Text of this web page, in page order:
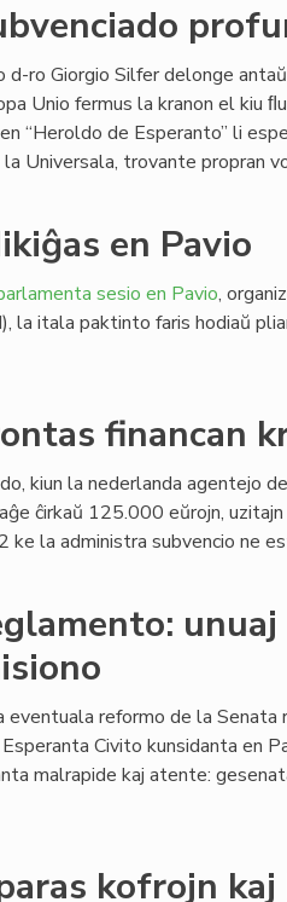
d-ro Giorgio Silfer delonge
Unio fermus la kranon el kiu
“Heroldo de Esperanto” li
Universala, trovante propran
en Pavio
sesio en Pavio,
la itala paktinto faris hodiaŭ
financan
kiun la nederlanda agentejo
ĉirkaŭ 125.000 eŭrojn,
ke la administra subvencio ne
eventuala reformo de la
Civito kunsidanta en
malrapide kaj atente:
kofrojn